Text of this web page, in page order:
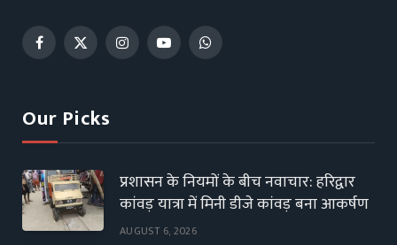
Facebook
X
InstagramYouTubeWhatsApp
Our Picks
प्रशासन के नियमों के बीच नवाचार: हरिद्वार
कांवड़ यात्रा में मिनी डीजे कांवड़ बना आकर्षण
AUGUST 6, 2026